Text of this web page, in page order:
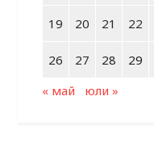
19 20 21 22
26 27 28 29
« май
юли »